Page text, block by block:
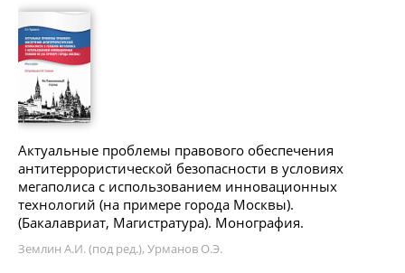
Актуальные проблемы правового обеспечения
антитеррористической безопасности в условиях
мегаполиса с использованием инновационных
технологий (на примере города Москвы).
(Бакалавриат, Магистратура). Монография.
Землин А.И. (под ред.), Урманов О.Э.